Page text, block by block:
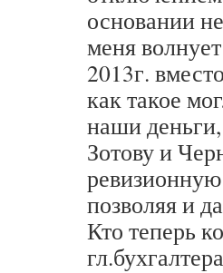
основании
меня
2013г.
как такое
наши
Зотову и
позволяя и
Кто теперь